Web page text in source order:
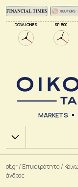
DOW JONES SP 500
MARKETS
Χ.Α.
ot.gr/ Επικαιρότητα /
άνδρας